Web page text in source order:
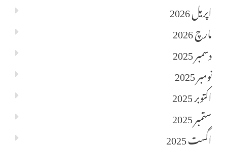
اپریل 2026
مارچ 2026
دسمبر 2025
نومبر 2025
اکتوبر 2025
ستمبر 2025
اگست 2025